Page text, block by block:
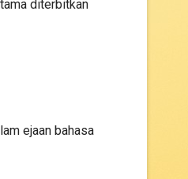
diterbitkan
ejaan bahasa